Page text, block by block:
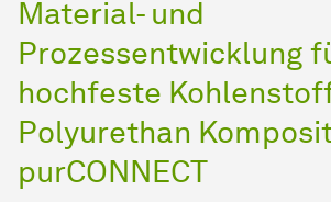
Material- und
Prozessentwicklung
hochfeste
Polyurethan
purCONNECT